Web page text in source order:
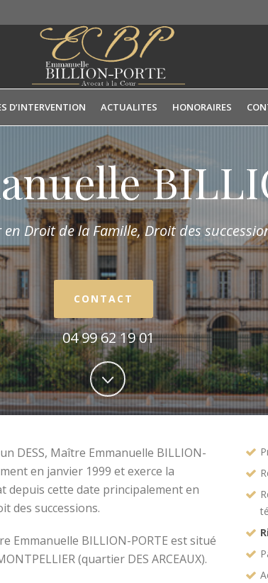
D’INTERVENTION ACTUALITES HONORAIRES
Droit de la Famille,Droit des
CONTACT
04 99 62 19 01
DESS, Maître Emmanuelle BILLION-
en janvier 1999 et exerce la
depuis cette date principalement en
des successions.
Emmanuelle BILLION-PORTE est situé
(quartier DES ARCEAUX).